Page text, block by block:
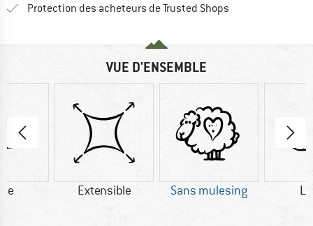
Protection des acheteurs de Trusted Shops
VUE D'ENSEMBLE
Extensible Sans mulesing